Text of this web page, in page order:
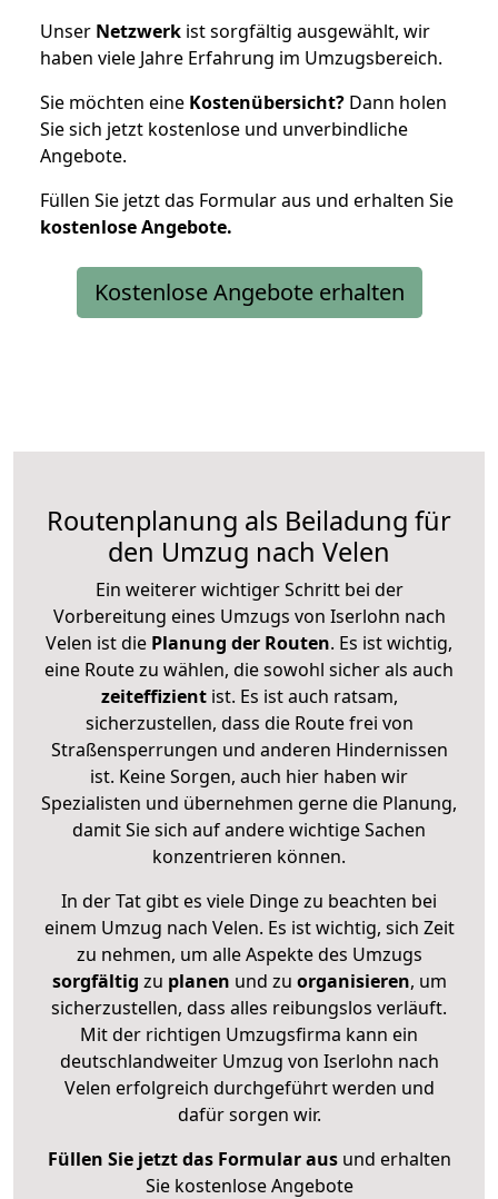
Unser Netzwerk ist sorgfältig ausgewählt, wir
haben viele Jahre Erfahrung im Umzugsbereich.
Sie möchten eine Kostenübersicht? Dann holen
Sie sich jetzt kostenlose und unverbindliche
Angebote.
Füllen Sie jetzt das Formular aus und erhalten Sie
kostenloseAngebote.
Kostenlose Angebote erhalten
Routenplanung als Beiladung für
den Umzug nach Velen
Ein weiterer wichtiger Schritt bei der
Vorbereitung eines Umzugs von Iserlohn nach
Velen ist die Planung der Routen. Es ist wichtig,
eine Route zu wählen, die sowohl sicher als auch
zeiteffizientist. Es ist auch ratsam,
sicherzustellen, dass die Route frei von
Straßensperrungen und anderen Hindernissen
ist. Keine Sorgen, auch hier haben wir
Spezialisten und übernehmen gerne die Planung,
damit Sie sich auf andere wichtige Sachen
konzentrieren können.
In der Tat gibt es viele Dinge zu beachten bei
einem Umzug nach Velen. Es ist wichtig, sich Zeit
zu nehmen, um alle Aspekte des Umzugs
sorgfältig zu planen und zu organisieren, um
sicherzustellen, dass alles reibungslos verläuft.
Mit der richtigen Umzugsfirma kann ein
deutschlandweiter Umzug von Iserlohn nach
Velen erfolgreich durchgeführt werden und
dafür sorgen wir.
Füllen Sie jetzt das Formular ausund erhalten
Sie kostenlose Angebote